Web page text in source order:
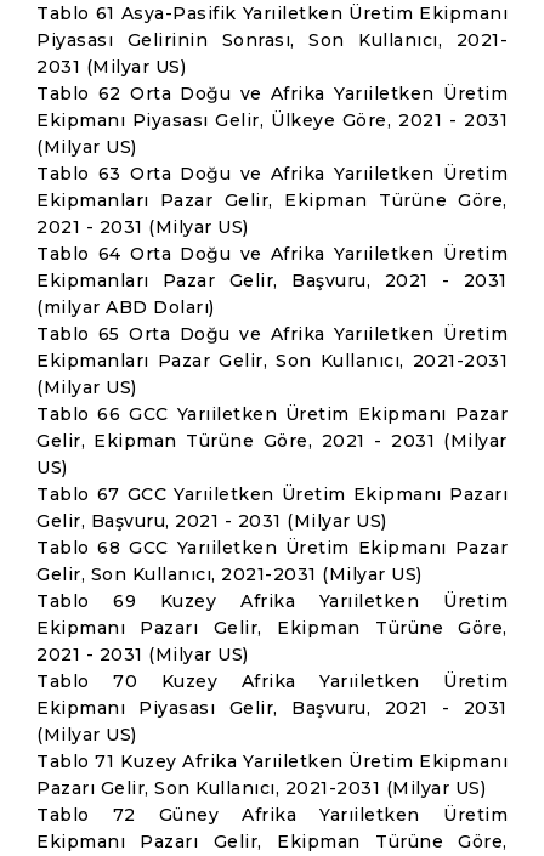
Tablo 61 Asya-Pasifik Yarıiletken Üretim Ekipmanı
Piyasası Gelirinin Sonrası, Son Kullanıcı, 2021-
2031 (Milyar US)
Tablo 62 Orta Doğu ve Afrika Yarıiletken Üretim
Ekipmanı Piyasası Gelir, Ülkeye Göre, 2021 - 2031
(Milyar US)
Tablo 63 Orta Doğu ve Afrika Yarıiletken Üretim
Ekipmanları Pazar Gelir, Ekipman Türüne Göre,
2021 - 2031 (Milyar US)
Tablo 64 Orta Doğu ve Afrika Yarıiletken Üretim
Ekipmanları Pazar Gelir, Başvuru, 2021 - 2031
(milyar ABD Doları)
Tablo 65 Orta Doğu ve Afrika Yarıiletken Üretim
Ekipmanları Pazar Gelir, Son Kullanıcı, 2021-2031
(Milyar US)
Tablo 66 GCC Yarıiletken Üretim Ekipmanı Pazar
Gelir, Ekipman Türüne Göre, 2021 - 2031 (Milyar
US)
Tablo 67 GCC Yarıiletken Üretim Ekipmanı Pazarı
Gelir, Başvuru, 2021 - 2031 (Milyar US)
Tablo 68 GCC Yarıiletken Üretim Ekipmanı Pazar
Gelir, Son Kullanıcı, 2021-2031 (Milyar US)
Tablo 69 Kuzey Afrika Yarıiletken Üretim
Ekipmanı Pazarı Gelir, Ekipman Türüne Göre,
2021 - 2031 (Milyar US)
Tablo 70 Kuzey Afrika Yarıiletken Üretim
Ekipmanı Piyasası Gelir, Başvuru, 2021 - 2031
(Milyar US)
Tablo 71 Kuzey Afrika Yarıiletken Üretim Ekipmanı
Pazarı Gelir, Son Kullanıcı, 2021-2031 (Milyar US)
Tablo 72 Güney Afrika Yarıiletken Üretim
Ekipmanı Pazarı Gelir, Ekipman Türüne Göre,